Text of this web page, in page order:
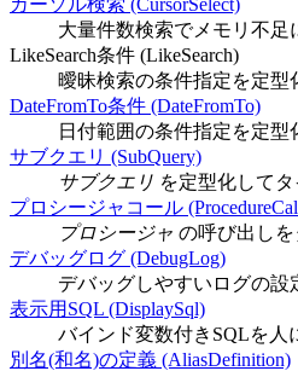
大量件数検索でメモリ不足
LikeSearch条件 (LikeSearch)
曖昧検索の条件指定を定型
DateFromTo条件 (DateFromTo)
日付範囲の条件指定を定型
サブクエリ (SubQuery)
サブクエリ を定型化して
プロシージャコール
プロシージャ の呼び出し
デバッグログ (DebugLog)
デバッグしやすいログの設
表示用SQL (DisplaySql)
バインド変数付きSQLを人
別名(和名)の定義 (AliasDefinition)